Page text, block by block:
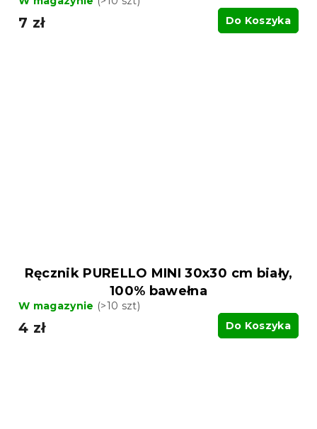
7 zł Do Koszyka
Ręcznik PURELLO MINI 30x30 cm biały,
100% bawełna
W magazynie (>10 szt)
4 zł Do Koszyka